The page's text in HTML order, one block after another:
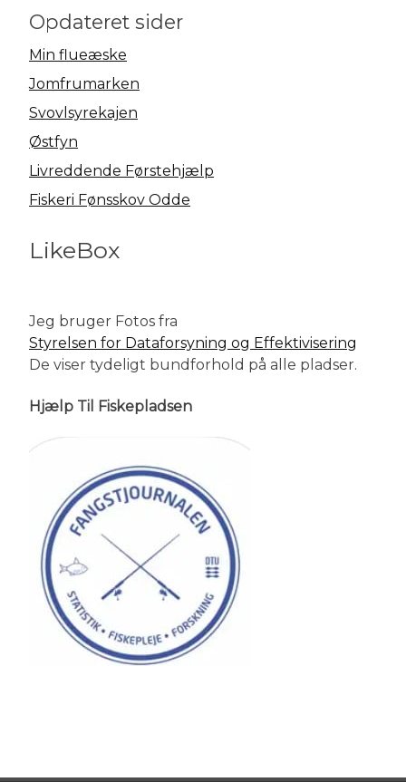
Opdateret sider
Min flueæske
Jomfrumarken
Svovlsyrekajen
Østfyn
Livreddende Førstehjælp
Fiskeri Fønsskov Odde
LikeBox
Jeg bruger Fotos fra
Styrelsen for Dataforsyning og Effektivisering
De viser tydeligt bundforhold på alle pladser.
Hjælp Til Fiskepladsen